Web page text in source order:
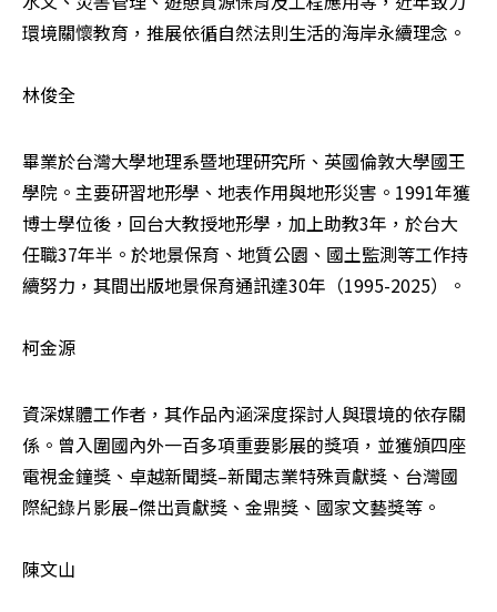
環境關懷教育，推展依循自然法則生活的海岸永續理念。
林俊全
畢業於台灣大學地理系暨地理研究所、英國倫敦大學國王
學院。主要研習地形學、地表作用與地形災害。1991年獲
博士學位後，回台大教授地形學，加上助教3年，於台大
任職37年半。於地景保育、地質公園、國土監測等工作持
續努力，其間出版地景保育通訊達30年（1995-2025）。
柯金源
資深媒體工作者，其作品內涵深度探討人與環境的依存關
係。曾入圍國內外一百多項重要影展的獎項，並獲頒四座
電視金鐘獎、卓越新聞獎–新聞志業特殊貢獻獎、台灣國
際紀錄片影展–傑出貢獻獎、金鼎獎、國家文藝獎等。
陳文山